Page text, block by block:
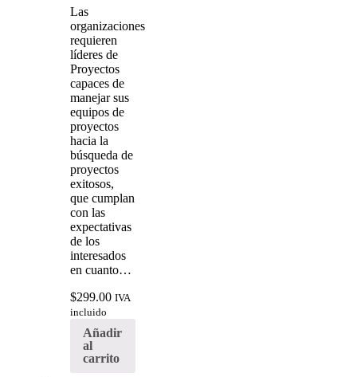
Las
organizaciones
requieren
líderes de
Proyectos
capaces de
manejar sus
equipos de
proyectos
hacia la
búsqueda de
proyectos
exitosos,
que cumplan
con las
expectativas
de los
interesados
en cuanto…
$299.00 IVA
incluido
Añadir
al
carrito